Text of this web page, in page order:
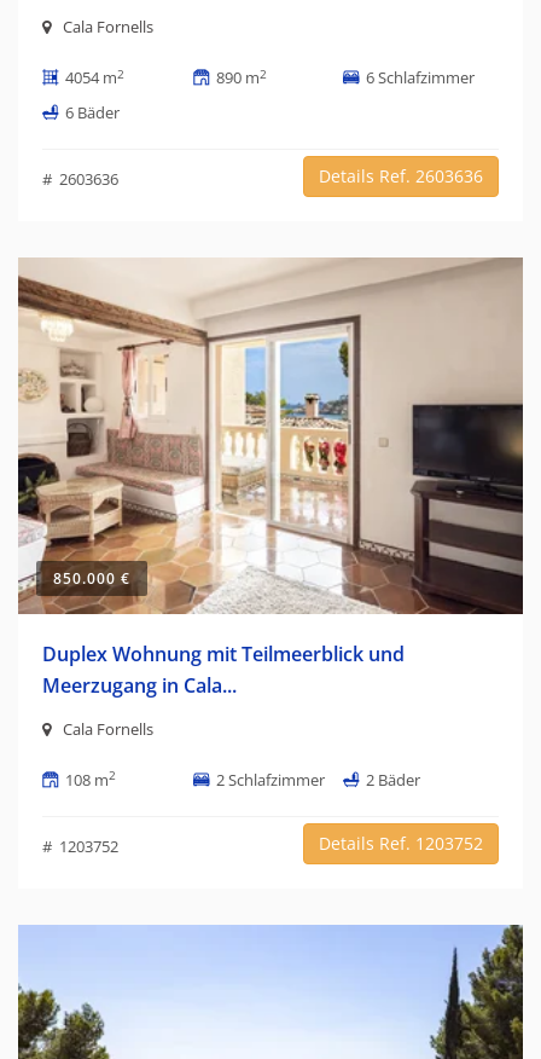
Cala Fornells
4054 m2 890 m2
6 Schlafzimmer
6 Bäder
# 2603636 Details Ref. 2603636
850.000 €
Duplex Wohnung mit Teilmeerblick und
Meerzugang in Cala...
Cala Fornells
108 m2 2 Schlafzimmer 2 Bäder
# 1203752 Details Ref. 1203752